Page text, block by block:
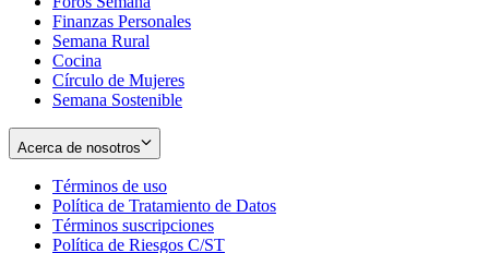
Finanzas Personales
Semana Rural
Cocina
Círculo de Mujeres
Semana Sostenible
Acerca de nosotros
Términos de uso
in
new
window
Política de Tratamiento de Datos
Términos suscripciones
in
Política de Riesgos C/ST